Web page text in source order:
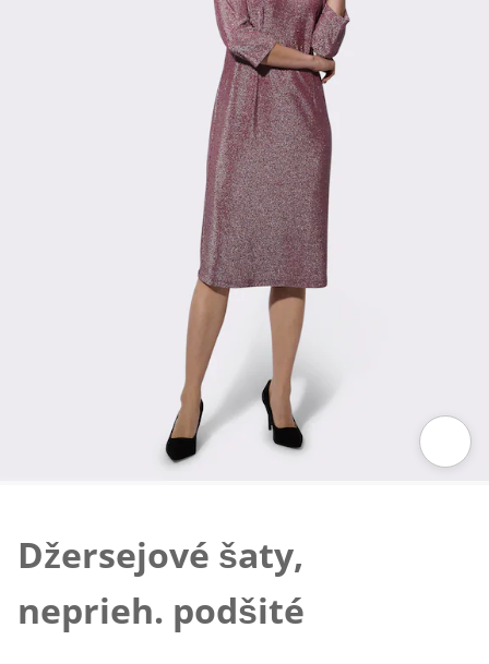
Džersejové šaty,
neprieh. podšité